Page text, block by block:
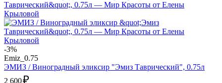
-3%
Emiz_0.75
ЭМИЗ / Виноградный эликсир "Эмиз Таврический", 0.75л
2 600₽